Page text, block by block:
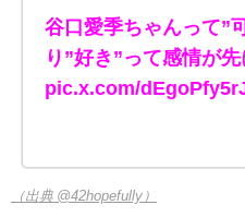
谷口愛季ちゃんって”
り”好き”って感情が先
pic.x.com/
（出典 @42hopefully）